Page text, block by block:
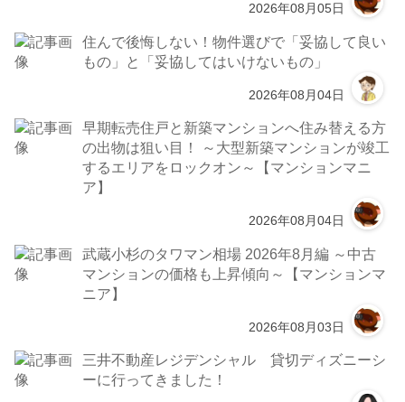
2026年08月05日
住んで後悔しない！物件選びで「妥協して良い
もの」と「妥協してはいけないもの」
2026年08月04日
早期転売住戸と新築マンションへ住み替える方
の出物は狙い目！ ～大型新築マンションが竣工
するエリアをロックオン～【マンションマニ
ア】
2026年08月04日
武蔵小杉のタワマン相場 2026年8月編 ～中古
マンションの価格も上昇傾向～【マンションマ
ニア】
2026年08月03日
三井不動産レジデンシャル 貸切ディズニーシ
ーに行ってきました！